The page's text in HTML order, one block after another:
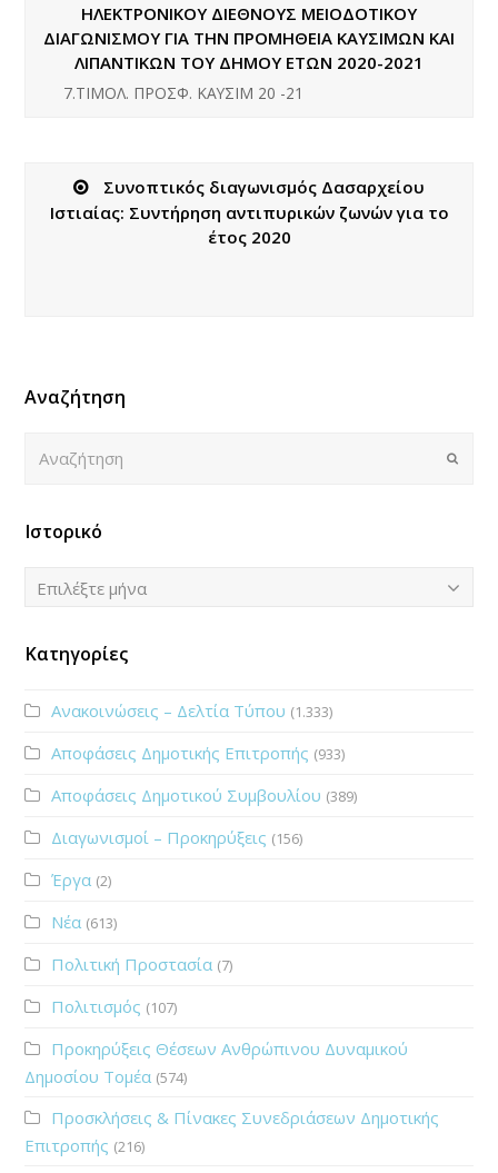
ΗΛΕΚΤΡΟΝΙΚΟΥ ΔΙΕΘΝΟΥΣ ΜΕΙΟΔΟΤΙΚΟΥ
ΔΙΑΓΩΝΙΣΜΟΥ ΓΙΑ ΤΗΝ ΠΡΟΜΗΘΕΙΑ ΚΑΥΣΙΜΩΝ ΚΑΙ
ΛΙΠΑΝΤΙΚΩΝ ΤΟΥ ΔΗΜΟΥ ΕΤΩΝ 2020-2021
7.TIΜΟΛ. ΠΡΟΣΦ. ΚΑΥΣΙΜ 20 -21
Συνοπτικός διαγωνισμός Δασαρχείου
Ιστιαίας: Συντήρηση αντιπυρικών ζωνών για το
έτος 2020
Αναζήτηση
Submit
Ιστορικό
Ιστορικό
Επιλέξτε μήνα
Κατηγορίες
Ανακοινώσεις – Δελτία Τύπου (1.333)
Αποφάσεις Δημοτικής Επιτροπής (933)
Αποφάσεις Δημοτικού Συμβουλίου (389)
Διαγωνισμοί – Προκηρύξεις (156)
Έργα (2)
Νέα (613)
Πολιτική Προστασία (7)
Πολιτισμός (107)
Προκηρύξεις Θέσεων Ανθρώπινου Δυναμικού
Δημοσίου Τομέα (574)
Προσκλήσεις & Πίνακες Συνεδριάσεων Δημοτικής
Επιτροπής (216)